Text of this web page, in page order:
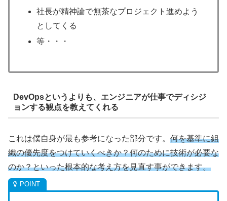
社長が精神論で無茶なプロジェクト進めよう
としてくる
等・・・
DevOpsというよりも、エンジニアが仕事でディシジ
ョンする観点を教えてくれる
これは僕自身が最も参考になった部分です。 何を基準に組
織の優先度をつけていくべきか？何のために技術が必要な
のか？といった根本的な考え方を見直す事ができます。